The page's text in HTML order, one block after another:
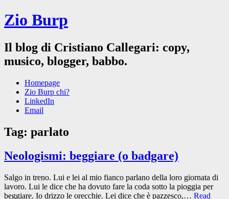
Zio Burp
Il blog di Cristiano Callegari: copy,
musico, blogger, babbo.
Homepage
Zio Burp chi?
LinkedIn
Email
Tag: parlato
Neologismi: beggiare (o badgare)
Salgo in treno. Lui e lei al mio fianco parlano della loro giornata di
lavoro. Lui le dice che ha dovuto fare la coda sotto la pioggia per
beggiare. Io drizzo le orecchie. Lei dice che è pazzesco,… Read